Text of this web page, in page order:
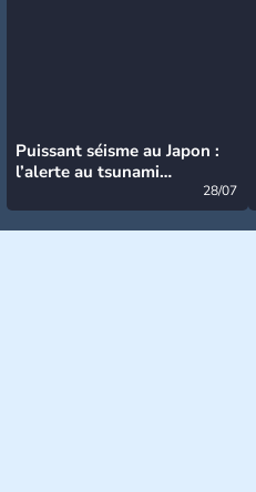
Puissant séisme au Japon :
l’alerte au tsunami
28/07